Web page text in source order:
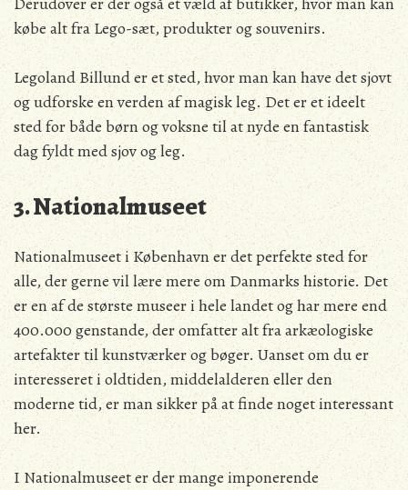
købe alt fra Lego-sæt, produkter og souvenirs.
Legoland Billund er et sted, hvor man kan have det sjovt
og udforske en verden af magisk leg. Det er et ideelt
sted for både børn og voksne til at nyde en fantastisk
dag fyldt med sjov og leg.
3. Nationalmuseet
Nationalmuseet i København er det perfekte sted for
alle, der gerne vil lære mere om Danmarks historie. Det
er en af de største museer i hele landet og har mere end
400.000 genstande, der omfatter alt fra arkæologiske
artefakter til kunstværker og bøger. Uanset om du er
interesseret i oldtiden, middelalderen eller den
moderne tid, er man sikker på at finde noget interessant
her.
I Nationalmuseet er der mange imponerende